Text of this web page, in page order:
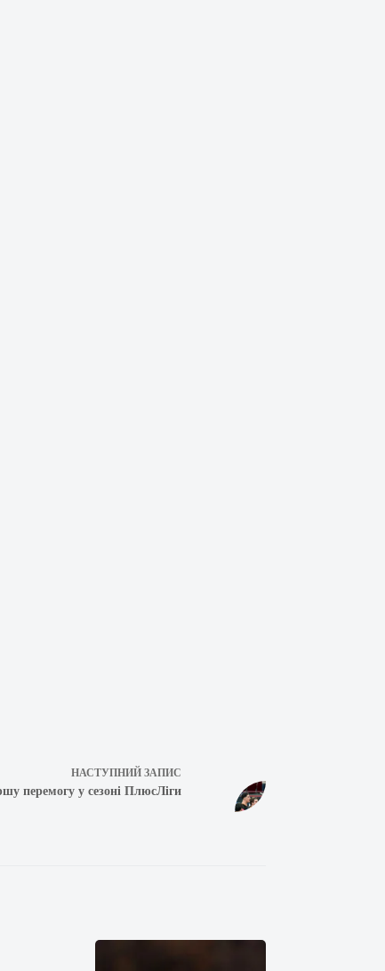
НАСТУПНИЙ ЗАПИС
перемогу у сезоні ПлюсЛіги